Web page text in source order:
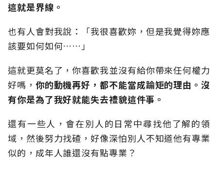
這就是界線。
也有人會對我說：「我很喜歡妳，但是我覺得妳應
該要如何如何……」
這就更莫名了，你喜歡我並沒有給你帶來任何權力
好嗎， 你的動機再好，都不能當成踰矩的理由。沒
有你是為了我好就能失去禮貌這件事。
還有一些人，會在別人的日常中尋找他了解的領
域，然後努力找碴，好像深怕別人不知道他有專業
似的，成年人誰還沒有點專業？